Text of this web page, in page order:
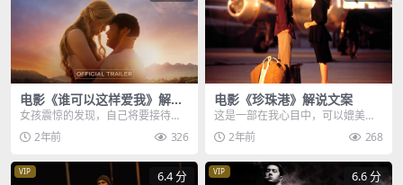
电影《谁可以这样爱我》解说
文案
女孩震惊的发现，自己将要接待的
客人，竟是他的亲生父亲，但很显
然，父亲并没有认出他...
2年前 326
电影《珍珠港》解说文案
这是一部在我心目中，可以媲美泰
坦尼克号的电影，除了缠绵悱恻的
爱情故事，片中壮烈宏...
2年前 268
VIP 6.4 分 VIP 6.6 分